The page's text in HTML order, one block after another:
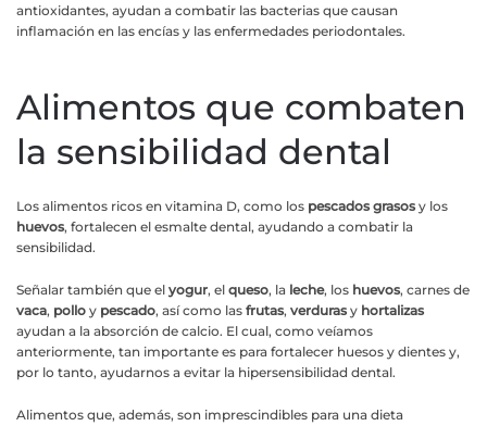
antioxidantes, ayudan a combatir las bacterias que causan
inflamación en las encías y las enfermedades periodontales.
Alimentos que combaten
la sensibilidad dental
Los alimentos ricos en vitamina D, como los pescados grasos y los
huevos, fortalecen el esmalte dental, ayudando a combatir la
sensibilidad.
Señalar también que el yogur, el queso, la leche, los huevos, carnes de
vaca, pollo y pescado, así como las frutas, verduras y hortalizas
ayudan a la absorción de calcio. El cual, como veíamos
anteriormente, tan importante es para fortalecer huesos y dientes y,
por lo tanto, ayudarnos a evitar la hipersensibilidad dental.
Alimentos que, además, son imprescindibles para una dieta